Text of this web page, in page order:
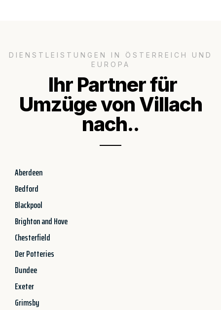
DIENSTLEISTUNGEN IN ÖSTERREICH UND
EUROPA
Ihr Partner für
Umzüge von Villach
nach..
Aberdeen
Bedford
Blackpool
Brighton and Hove
Chesterfield
Der Potteries
Dundee
Exeter
Grimsby